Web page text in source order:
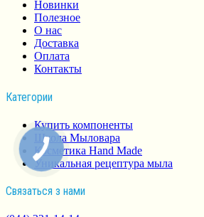
Новинки
Полезное
О нас
Доставка
Оплата
Контакты
Категории
Купить компоненты
Школа Мыловара
Косметика Hand Made
Уникальная рецептура мыла
Связаться з нами